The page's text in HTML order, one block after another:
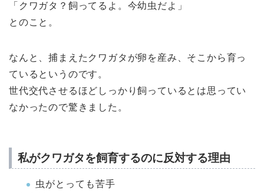
「クワガタ？飼ってるよ。今幼虫だよ」
とのこと。
なんと、捕まえたクワガタが卵を産み、そこから育っ
ているというのです。
世代交代させるほどしっかり飼っているとは思ってい
なかったので驚きました。
私がクワガタを飼育するのに反対する理由
虫がとっても苦手